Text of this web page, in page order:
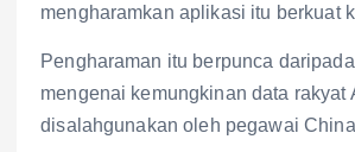
mengharamkan aplikasi itu berkuat
Pengharaman itu berpunca
mengenai kemungkinan data rakyat
disalahgunakan oleh pegawai